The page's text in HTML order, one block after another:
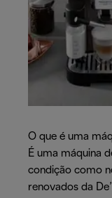
O que é uma
É uma máquina
condição como
renovados da